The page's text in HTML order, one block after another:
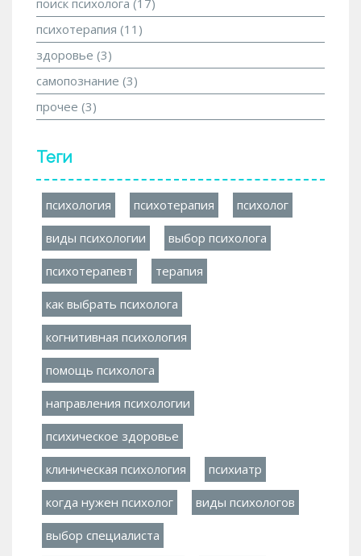
поиск психолога (17)
психотерапия (11)
здоровье (3)
самопознание (3)
прочее (3)
Теги
психология психотерапия психолог
виды психологии выбор психолога
психотерапевт терапия
как выбрать психолога
когнитивная психология
помощь психолога
направления психологии
психическое здоровье
клиническая психология психиатр
когда нужен психолог виды психологов
выбор специалиста